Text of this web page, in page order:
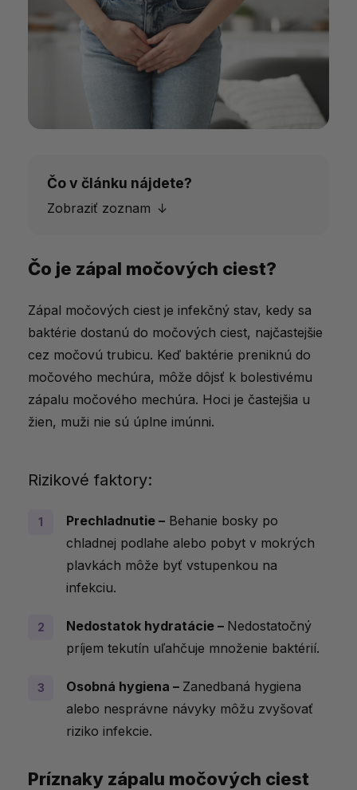
Čo v článku nájdete?
Zobraziť zoznam
Čo je zápal močových ciest?
Príznaky zápalu močových ciest
Rýchla prírodná liečba a úľava
Aké produkty na podporu liečby
zápalu močových ciest u nás nájdete?
močových ciest?
Tipy na prevenciu:
Slovenské magazíny o zápale močových
Na čo nezabudnúť na zdravé močové
cesty?
Čo je zápal močových ciest?
Zápal močových ciest je infekčný stav, kedy sa
baktérie dostanú do močových ciest, najčastejšie
cez močovú trubicu. Keď baktérie preniknú do
močového mechúra, môže dôjsť k bolestivému
zápalu močového mechúra. Hoci je častejšia u
žien, muži nie sú úplne imúnni.
Rizikové faktory:
Prechladnutie – Behanie bosky po
chladnej podlahe alebo pobyt v mokrých
plavkách môže byť vstupenkou na
infekciu.
Nedostatok hydratácie – Nedostatočný
príjem tekutín uľahčuje množenie baktérií.
Osobná hygiena – Zanedbaná hygiena
alebo nesprávne návyky môžu zvyšovať
riziko infekcie.
Príznaky zápalu močových ciest